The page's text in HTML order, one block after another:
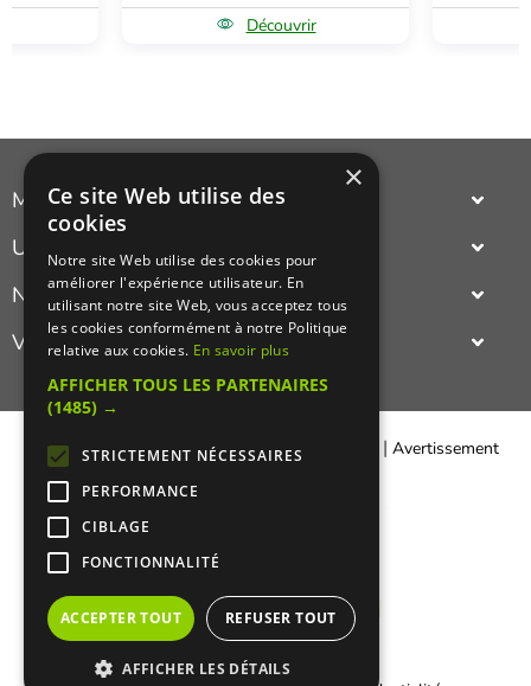
Découvrir
Manger Cacher
Cacher c'est quoi ?
Liens utiles
Qui sommes-nous ?
Presse
Recettes cachères
Un annuaire
complet et actualisé des adresses cacher Paris ou province
(restaurant cacher, épicerie cacher,traiteur cacher
Nouveautés du cacher
Le nouveau restaurant ashkenaze cacher,indien cacher
cacher,asiatique cacher, gastronomiquie cacher
israelien cacher, italien cacherou même le nouveau restaurant
cacher americain
Visualisez
en photos unrestaurant cacher(restaurant casher).
Sympa de pouvoir découvrir le cadre et l'ambiance d'un
Contacter Manger cacher|Qui sommes-nous ? | Avertissement
×
Ce site Web utilise des
cookies
Notre site Web utilise des cookies pour
améliorer l'expérience utilisateur. En
utilisant notre site Web, vous acceptez tous
les cookies conformément à notre Politique
relative aux cookies. En savoir plus
AFFICHER TOUS LES PARTENAIRES
(1485) →
STRICTEMENT NÉCESSAIRES
PERFORMANCE
CIBLAGE
FONCTIONNALITÉ
ACCEPTER TOUT REFUSER TOUT
AFFICHER LES DÉTAILS